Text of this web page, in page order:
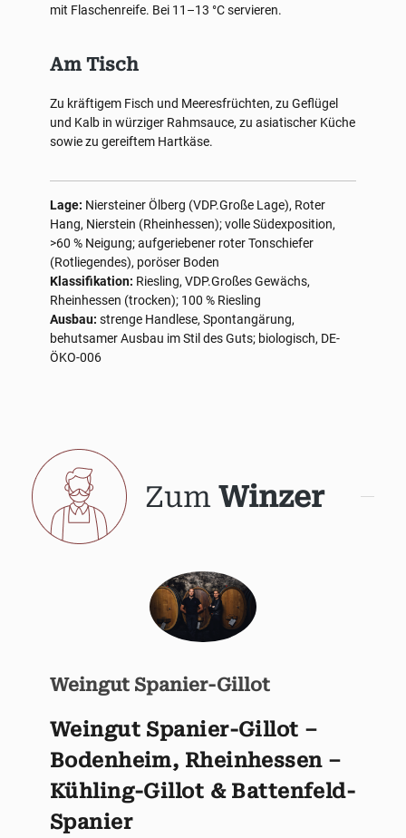
mit Flaschenreife. Bei 11–13 °C servieren.
Am Tisch
Zu kräftigem Fisch und Meeresfrüchten, zu Geflügel
und Kalb in würziger Rahmsauce, zu asiatischer Küche
sowie zu gereiftem Hartkäse.
Lage: Niersteiner Ölberg (VDP.Große Lage), Roter
Hang, Nierstein (Rheinhessen); volle Südexposition,
>60 % Neigung; aufgeriebener roter Tonschiefer
(Rotliegendes), poröser Boden
Klassifikation: Riesling, VDP.Großes Gewächs,
Rheinhessen (trocken); 100 % Riesling
Ausbau: strenge Handlese, Spontangärung,
behutsamer Ausbau im Stil des Guts; biologisch, DE-
ÖKO-006
Zum Winzer
Weingut Spanier-Gillot
Weingut Spanier-Gillot –
Bodenheim, Rheinhessen –
Kühling-Gillot & Battenfeld-
Spanier